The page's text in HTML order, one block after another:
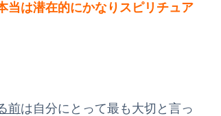
当は潜在的にかなりスピリチュア
前は自分にとって最も大切と言っ